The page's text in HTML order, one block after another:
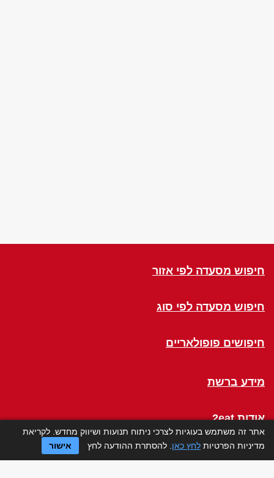
חיפוש מסעדה לפי אזור
חיפוש מסעדה לפי סוג
חיפושים פופולאריים
מידע ברשת
אודות 2eat
Click a Table
אתר זה משתמש בעוגיות לצרכי ניתוח תנועות ושיווק מחדש. לקריאת
מדיניות הפרטיות לחץ כאן . להסתרת ההודעה לחץ אישור